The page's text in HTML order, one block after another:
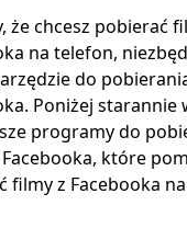
że chcesz pobierać
na telefon,
do
Poniżej starannie
programy do
które
filmy z Facebooka